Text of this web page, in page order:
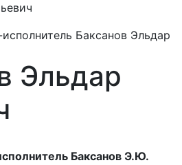
Эльдар
Баксанов Э.Ю.